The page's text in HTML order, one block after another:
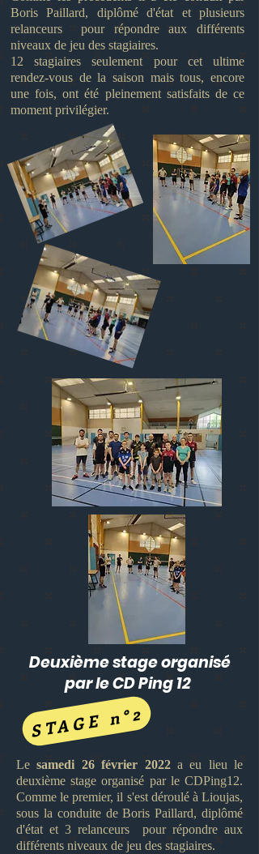
Boris Paillard, diplômé d'état et plusieurs
relanceurs pour répondre aux différents
niveaux de jeu des stagiaires.
12 stagiaires seulement pour cet ultime
rendez-vous de la saison mais tous, encore
une fois, ont été pleinement satisfaits de ce
moment privilégier.
Deuxième stage organisé
par le CD Ping 12
STAGE n°2
Lesamedi 26 février 2022 a eu lieu le
deuxième stage organisé par le CDPing12.
Comme le premier, il s'est déroulé à Lioujas,
sous la conduite de Boris Paillard, diplômé
d'état et 3 relanceurs pour répondre aux
différents niveaux de jeu des stagiaires.